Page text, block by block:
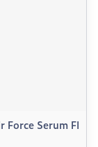
Force Serum Fl